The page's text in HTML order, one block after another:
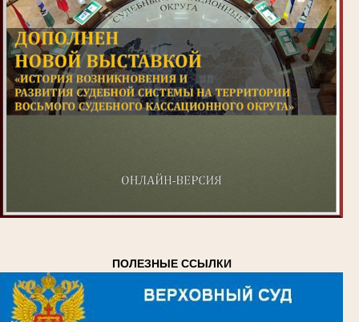
ПОЛЕЗНЫЕ ССЫЛКИ